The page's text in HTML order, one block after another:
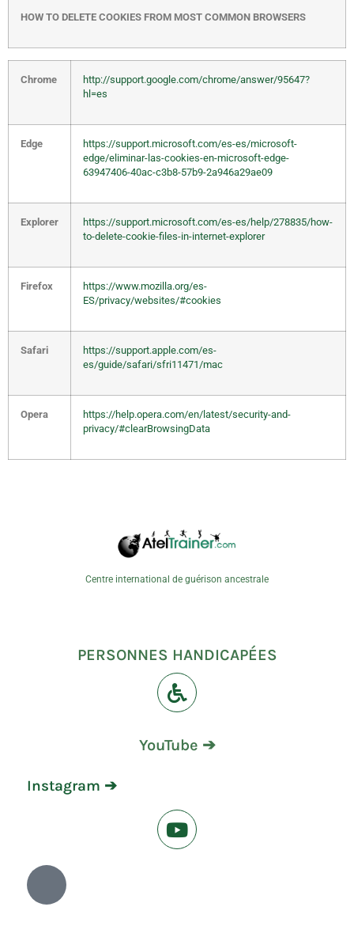
HOW TO DELETE COOKIES FROM MOST COMMON BROWSERS
Chrome
http://support.google.com/chrome/answer/95647?
hl=es
Edge
https://support.microsoft.com/es-es/microsoft-
edge/eliminar-las-cookies-en-microsoft-edge-
63947406-40ac-c3b8-57b9-2a946a29ae09
Explorer
https://support.microsoft.com/es-es/help/278835/how-
to-delete-cookie-files-in-internet-explorer
Firefox
https://www.mozilla.org/es-
ES/privacy/websites/#cookies
Safari
https://support.apple.com/es-
es/guide/safari/sfri11471/mac
Opera
https://help.opera.com/en/latest/security-and-
privacy/#clearBrowsingData
Centre international de guérison ancestrale
PERSONNES HANDICAPÉES
YouTube ➔
Instagram ➔